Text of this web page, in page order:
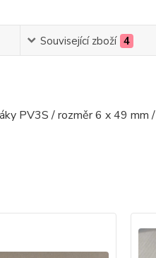
Související zboží 4
PV3S / rozměr 6 x 49 mm /